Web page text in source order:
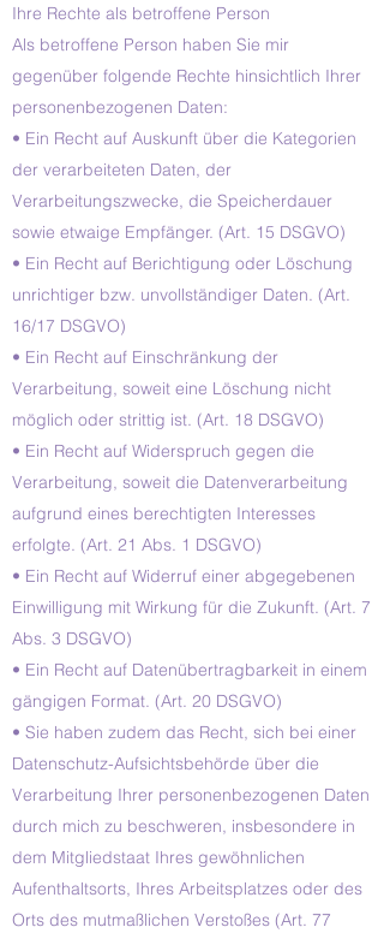
Ihre Rechte als betroffene Person
Als betroffene Person haben Sie mir
gegenüber folgende Rechte hinsichtlich Ihrer
personenbezogenen Daten:
• Ein Recht auf Auskunft über die Kategorien
der verarbeiteten Daten, der
Verarbeitungszwecke, die Speicherdauer
sowie etwaige Empfänger. (Art. 15 DSGVO)
• Ein Recht auf Berichtigung oder Löschung
unrichtiger bzw. unvollständiger Daten. (Art.
16/17 DSGVO)
• Ein Recht auf Einschränkung der
Verarbeitung, soweit eine Löschung nicht
möglich oder strittig ist. (Art. 18 DSGVO)
• Ein Recht auf Widerspruch gegen die
Verarbeitung, soweit die Datenverarbeitung
aufgrund eines berechtigten Interesses
erfolgte. (Art. 21 Abs. 1 DSGVO)
• Ein Recht auf Widerruf einer abgegebenen
Einwilligung mit Wirkung für die Zukunft. (Art. 7
Abs. 3 DSGVO)
• Ein Recht auf Datenübertragbarkeit in einem
gängigen Format. (Art. 20 DSGVO)
• Sie haben zudem das Recht, sich bei einer
Datenschutz-Aufsichtsbehörde über die
Verarbeitung Ihrer personenbezogenen Daten
durch mich zu beschweren, insbesondere in
dem Mitgliedstaat Ihres gewöhnlichen
Aufenthaltsorts, Ihres Arbeitsplatzes oder des
Orts des mutmaßlichen Verstoßes (Art. 77